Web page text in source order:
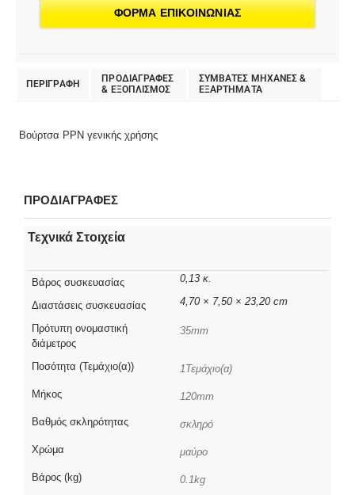
ΦΟΡΜΑ ΕΠΙΚΟΙΝΩΝΙΑΣ
ΠΕΡΙΓΡΑΦΗ
ΠΡΟΔΙΑΓΡΑΦΕΣ
& EΞΟΠΛΙΣΜΟΣ
ΣΥΜΒΑΤΕΣ ΜΗΧΑΝΕΣ &
ΕΞΑΡΤΗΜΑΤΑ
Βούρτσα PPN γενικής χρήσης
ΠΡΟΔΙΑΓΡΑΦΕΣ
Τεχνικά Στοιχεία
Βάρος συσκευασίας 0,13 κ.
Διαστάσεις συσκευασίας 4,70 × 7,50 × 23,20 cm
Πρότυπη ονομαστική
διάμετρος
35mm
Ποσότητα (Τεμάχιο(α)) 1Τεμάχιο(α)
Μήκος 120mm
Βαθμός σκληρότητας σκληρό
Χρώμα μαύρο
Βάρος (kg) 0.1kg